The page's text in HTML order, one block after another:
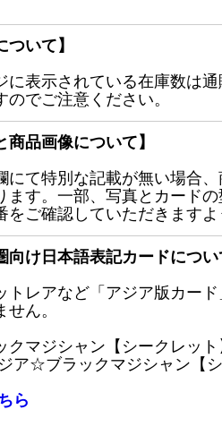
ついて】
に表示されている在庫数は
のでご注意ください。
商品画像について】
にて特別な記載が無い場合
ます。一部、写真とカード
をご確認していただきますよ
向け日本語表記カードについ
トレアなど「アジア版カー
せん。
クマジシャン【シークレッ
ア☆ブラックマジシャン【シ
ら